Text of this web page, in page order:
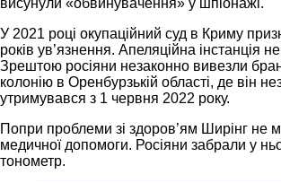
висунули «обвинувачення» у шпіонажі.
У 2021 році окупаційний суд в Криму
років ув’язнення. Апеляційна інстанція
Зрештою росіяни незаконно вивезли
колонію в Оренбурзькій області, де він
утримувався з 1 червня 2022 року.
Попри проблеми зі здоров’ям Ширінг не
медичної допомоги. Росіяни забрали у
тонометр.